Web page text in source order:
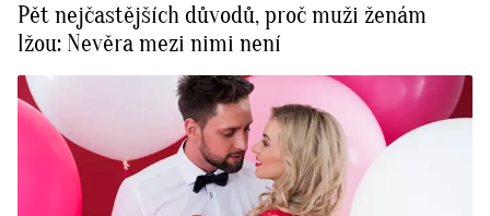
Pět nejčastějších důvodů, proč muži ženám
lžou: Nevěra mezi nimi není